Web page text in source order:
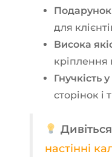
Подарунок
для
Висока
кріплення
Гнучкість
сторінок і
настінні